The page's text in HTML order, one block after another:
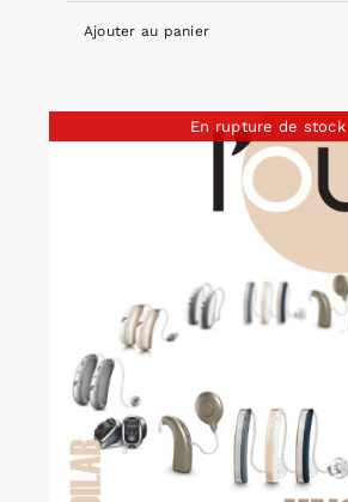
Ajouter au panier
En rupture de stock